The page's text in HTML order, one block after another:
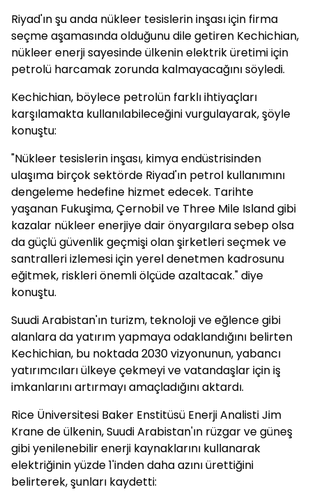
Riyad'ın şu anda nükleer tesislerin inşası için firma
seçme aşamasında olduğunu dile getiren Kechichian,
nükleer enerji sayesinde ülkenin elektrik üretimi için
petrolü harcamak zorunda kalmayacağını söyledi.
Kechichian, böylece petrolün farklı ihtiyaçları
karşılamakta kullanılabileceğini vurgulayarak, şöyle
konuştu:
"Nükleer tesislerin inşası, kimya endüstrisinden
ulaşıma birçok sektörde Riyad'ın petrol kullanımını
dengeleme hedefine hizmet edecek. Tarihte
yaşanan Fukuşima, Çernobil ve Three Mile Island gibi
kazalar nükleer enerjiye dair önyargılara sebep olsa
da güçlü güvenlik geçmişi olan şirketleri seçmek ve
santralleri izlemesi için yerel denetmen kadrosunu
eğitmek, riskleri önemli ölçüde azaltacak." diye
konuştu.
Suudi Arabistan'ın turizm, teknoloji ve eğlence gibi
alanlara da yatırım yapmaya odaklandığını belirten
Kechichian, bu noktada 2030 vizyonunun, yabancı
yatırımcıları ülkeye çekmeyi ve vatandaşlar için iş
imkanlarını artırmayı amaçladığını aktardı.
Rice Üniversitesi Baker Enstitüsü Enerji Analisti Jim
Krane de ülkenin, Suudi Arabistan'ın rüzgar ve güneş
gibi yenilenebilir enerji kaynaklarını kullanarak
elektriğinin yüzde 1'inden daha azını ürettiğini
belirterek, şunları kaydetti: